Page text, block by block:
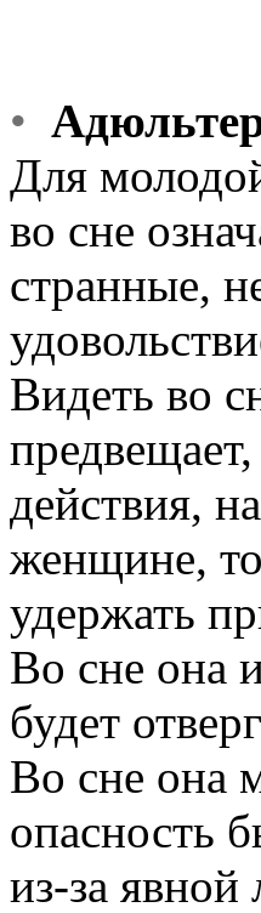
•
Для
во сне
странные,
Видеть во
действия,
женщине, то
удержать
Во сне она
будет
Во сне она
опасность
из-за